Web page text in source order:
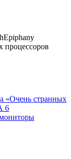
процессоров
«Очень странных
6